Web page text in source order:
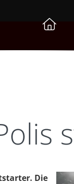
Die